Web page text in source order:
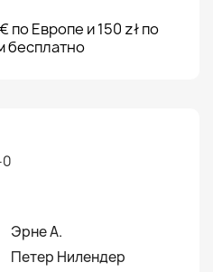
по Европе и 150 zł по
бесплатно
Эрне А.
Петер Нилендер